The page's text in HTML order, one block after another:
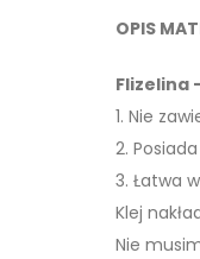
OPIS
Flizelina
1. Nie
2.
3. Łatwa
Klej
Nie